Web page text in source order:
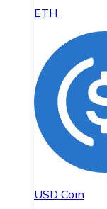
ETH
USD Coin